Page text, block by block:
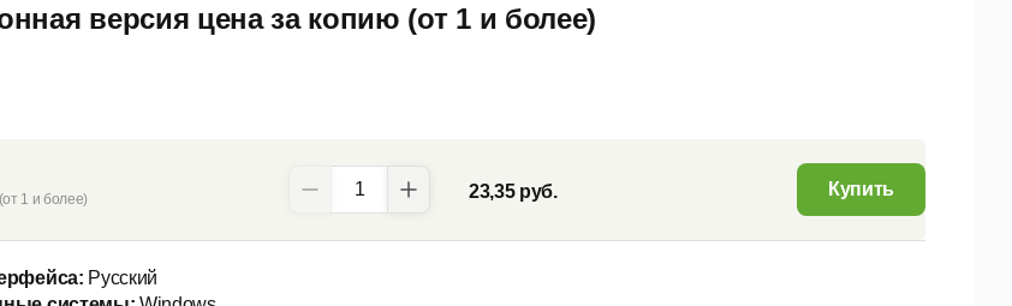
версия цена за копию (от 1 и более)
1 и более)
23,35 руб. Купить
Русский